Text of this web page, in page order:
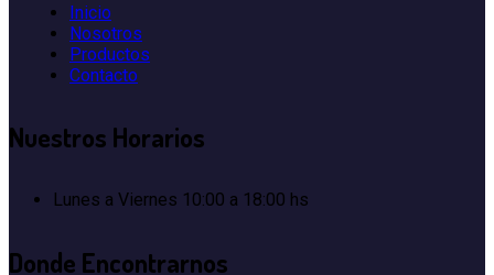
Inicio
Nosotros
Productos
Contacto
Nuestros Horarios
Lunes a Viernes 10:00 a 18:00 hs
Donde Encontrarnos